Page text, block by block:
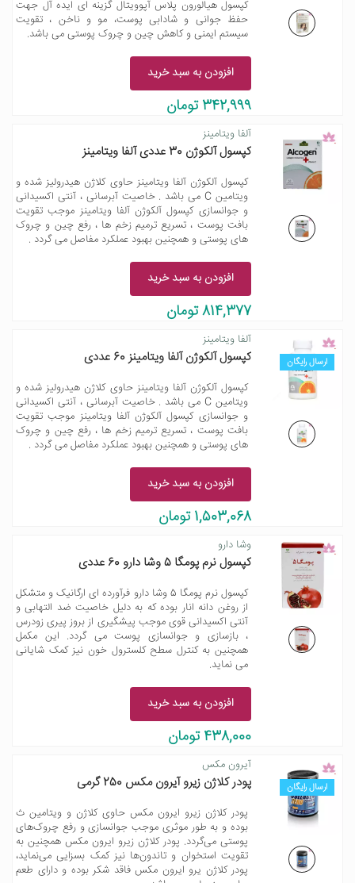
کپسول هیالورون پلاس آپوویتال گزینه ای ایده آل جهت
حفظ جوانی و شادابی پوست، مو و ناخن ، تقویت
سیستم ایمنی و کاهش چین و چروک پوستی می باشد.
افزودن به سبد خرید
342,999 تومان
آلفا ویتامینز
کپسول آلکوژن 30 عددی آلفا ویتامینز
کپسول آلکوژن آلفا ویتامینز حاوی کلاژن هیدرولیز شده و
ویتامین C می باشد . خاصیت آبرسانی ، آنتی اکسیدانی
و جوانسازی کپسول آلکوژن آلفا ویتامینز موجب تقویت
بافت پوست ، تسریع ترمیم زخم ها ، رفع چین و چروک
های پوستی و همچنین بهبود عملکرد مفاصل می گردد .
افزودن به سبد خرید
814,377 تومان
ارسال رایگان
آلفا ویتامینز
کپسول آلکوژن آلفا ویتامینز 60 عددی
کپسول آلکوژن آلفا ویتامینز حاوی کلاژن هیدرولیز شده و
ویتامین C می باشد . خاصیت آبرسانی ، آنتی اکسیدانی
و جوانسازی کپسول آلکوژن آلفا ویتامینز موجب تقویت
بافت پوست ، تسریع ترمیم زخم ها ، رفع چین و چروک
های پوستی و همچنین بهبود عملکرد مفاصل می گردد .
افزودن به سبد خرید
1,503,068 تومان
وشا دارو
کپسول نرم پومگا 5 وشا دارو 60 عددی
کپسول نرم پومگا 5 وشا دارو فرآورده ای ارگانیک و متشکل
از روغن دانه انار بوده که به دلیل خاصیت ضد التهابی و
آنتی اکسیدانی قوی موجب پیشگیری از بروز پیری زودرس
، بازسازی و جوانسازی پوست می گردد. این مکمل
همچنین به کنترل سطح کلسترول خون نیز کمک شایانی
می نماید.
افزودن به سبد خرید
438,000 تومان
ارسال رایگان
آیرون مکس
پودر کلاژن زیرو آیرون مکس 250 گرمی
پودر کلاژن زیرو ایرون مکس حاوی کلاژن و ویتامین ث
بوده و به طور موثری موجب جوانسازی و رفع چروک‌های
پوستی می‌گردد. پودر کلاژن زیرو ایرون مکس همچنین به
تقویت استخوان و تاندون‌ها نیز کمک بسزایی می‌نماید،
پودر کلاژن یرو ایرون مکس فاقد شکر بوده و دارای طعم